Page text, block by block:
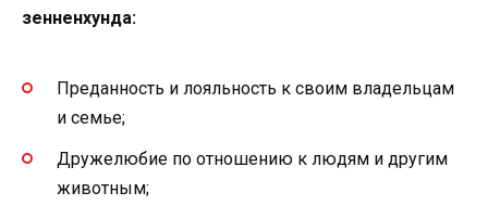
зенненхунда:
Преданность и лояльность к своим владельцам
и семье;
Дружелюбие по отношению к людям и другим
животным;